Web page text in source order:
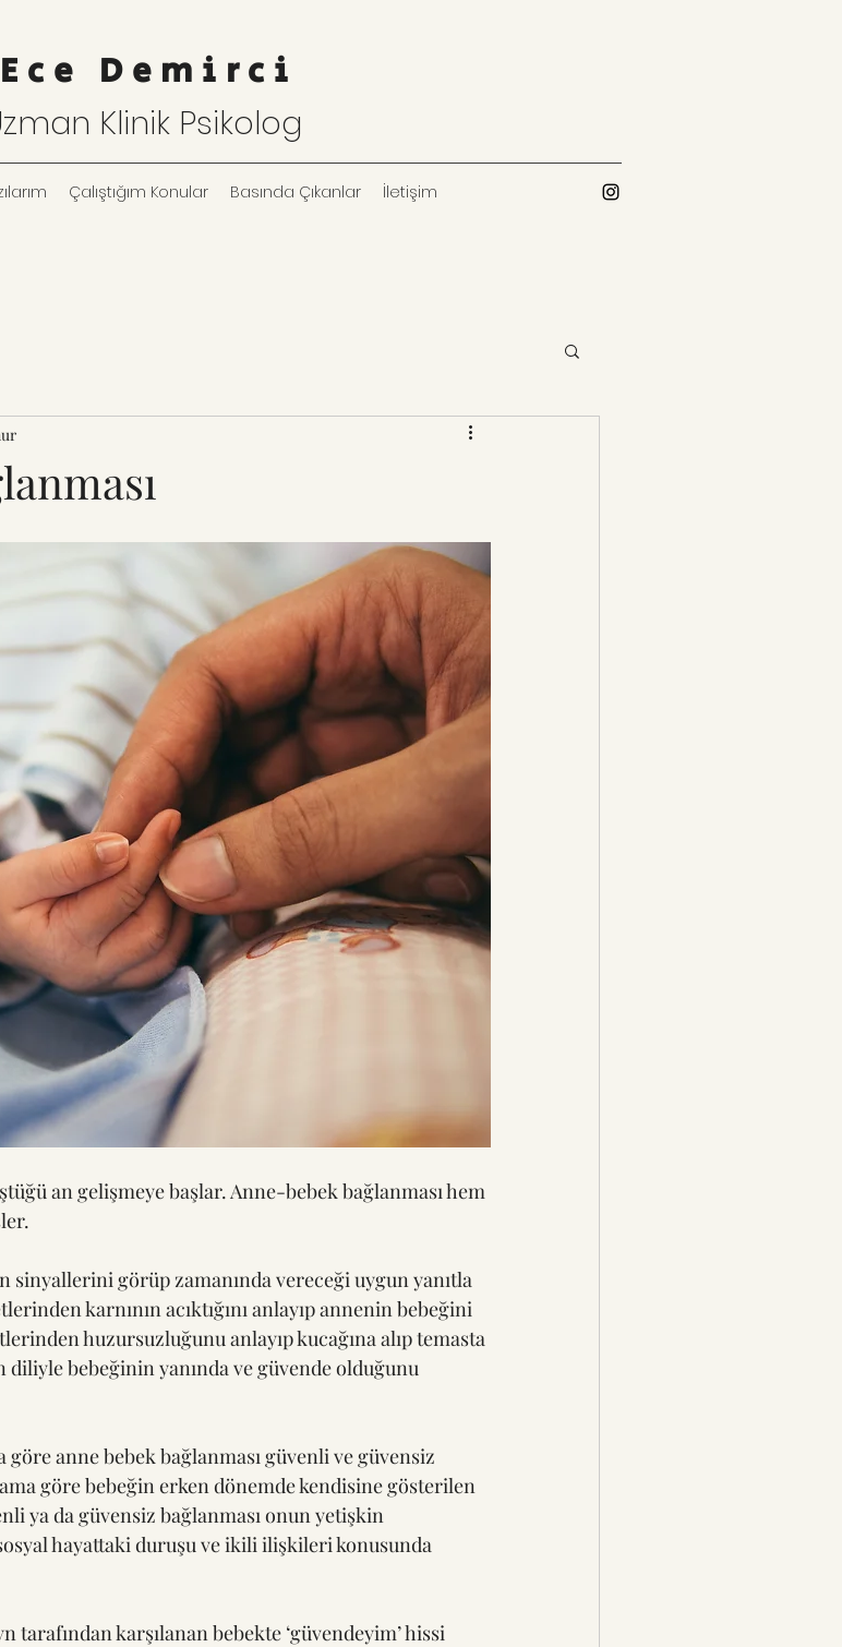
Ece Demirci
Klinik Psikolog
Çalıştığım Konular Basında Çıkanlar İletişim
an gelişmeye başlar. Anne-bebek bağlanması hem
sinyallerini görüp zamanında vereceği uygun yanıtla
karnının acıktığını anlayıp annenin bebeğini
huzursuzluğunu anlayıp kucağına alıp temasta
diliyle bebeğinin yanında ve güvende olduğunu
anne bebek bağlanması güvenli ve güvensiz
göre bebeğin erken dönemde kendisine gösterilen
ya da güvensiz bağlanması onun yetişkin
hayattaki duruşu ve ikili ilişkileri konusunda
tarafından karşılanan bebekte ‘güvendeyim’ hissi